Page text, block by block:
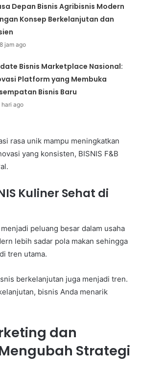
Depan Bisnis Agribisnis Modern
Konsep Berkelanjutan dan
jam ago
Bisnis Marketplace Nasional:
Platform yang Membuka
Bisnis Baru
hari ago
rasa unik mampu meningkatkan
yang konsisten, BISNIS F&B
Kuliner Sehat di
peluang besar dalam usaha
lebih sadar pola makan sehingga
tren utama.
berkelanjutan juga menjadi tren.
bisnis Anda menarik
dan
Strategi